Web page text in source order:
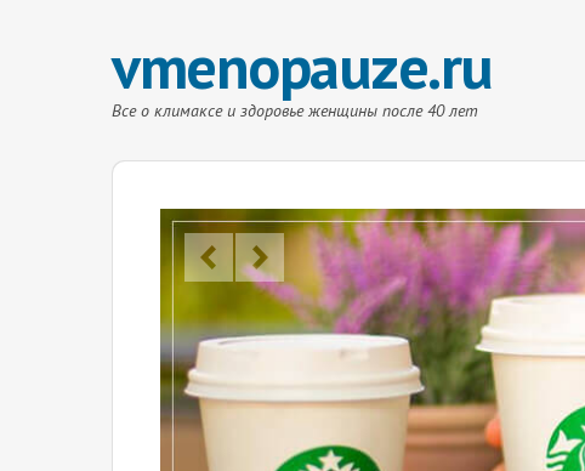
vmenopauze.ru
Все о климаксе и здоровье женщины после 40 лет